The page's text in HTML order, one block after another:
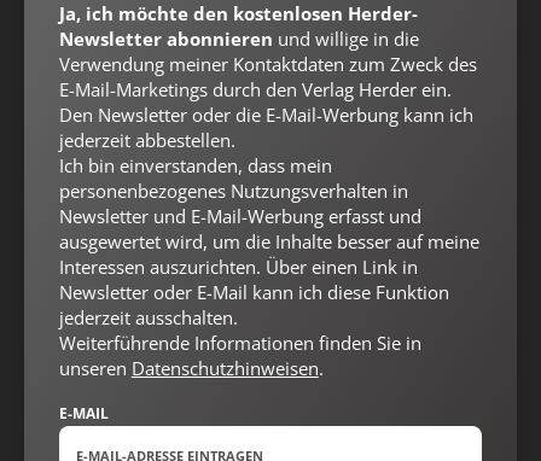
Nach oben
Ja, ich möchte den kostenlosen Herder-
Newsletter abonnieren und willige in die
Verwendung meiner Kontaktdaten zum Zweck des
E-Mail-Marketings durch den Verlag Herder ein.
Den Newsletter oder die E-Mail-Werbung kann ich
jederzeit abbestellen.
Ich bin einverstanden, dass mein
personenbezogenes Nutzungsverhalten in
Newsletter und E-Mail-Werbung erfasst und
ausgewertet wird, um die Inhalte besser auf meine
Interessen auszurichten. Über einen Link in
Newsletter oder E-Mail kann ich diese Funktion
jederzeit ausschalten.
Weiterführende Informationen finden Sie in
unseren Datenschutzhinweisen.
E-MAIL